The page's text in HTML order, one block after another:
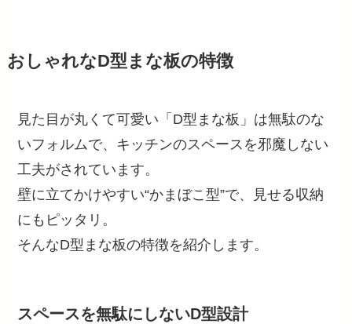
おしゃれなD型まな板の特徴
見た目が丸くて可愛い「D型まな板」は無駄のな
いフォルムで、キッチンのスペースを邪魔しない
工夫がされています。
壁に立てかけやすい“かまぼこ型”で、見せる収納
にもピッタリ。
そんなD型まな板の特徴を紹介します。
スペースを無駄にしないD型設計